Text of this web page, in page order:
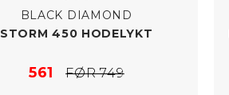
BLACK DIAMOND
STORM 450 HODELYKT
561 FØR 749